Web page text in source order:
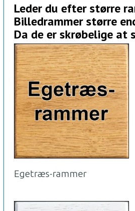
Leder du efter større
Billedrammer større
Da de er skrøbelige at
Egetræs-rammer